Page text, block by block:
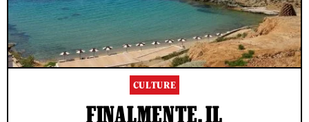
CULTURE
FINALMENTE, IL